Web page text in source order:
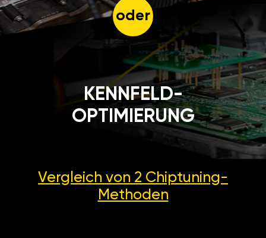
oder
KENNFELD-
OPTIMIERUNG
Vergleich von 2 Chiptuning-
Methoden